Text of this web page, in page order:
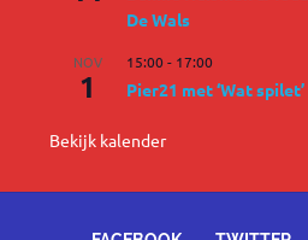
De Wals
NOV
1
15:00- 17:00
Pier21 met ‘Wat spilet’
Bekijk kalender